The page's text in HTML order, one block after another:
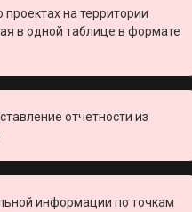
на территории
в одной таблице в формате
отчетности из
информации по точкам